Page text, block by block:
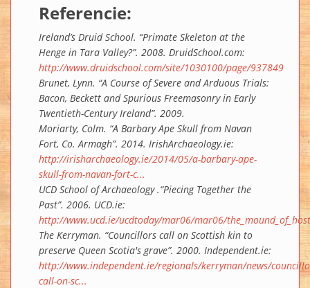
Referencie:
Ireland’s Druid School. “Primate Skeleton at the
Henge in Tara Valley?”. 2008. DruidSchool.com:
http://www.druidschool.com/site/1030100/page/937849
Brunet, Lynn. “A Course of Severe and Arduous Trials:
Bacon, Beckett and Spurious Freemasonry in Early
Twentieth-Century Ireland”. 2009.
Moriarty, Colm. “A Barbary Ape Skull from Navan
Fort, Co. Armagh”. 2014. IrishArchaeology.ie:
http://irisharchaeology.ie/2014/05/a-barbary-ape-
skull-from-navan-fort-c...
UCD School of Archaeology .“Piecing Together the
Past”. 2006. UCD.ie:
http://www.ucd.ie/ucdtoday/mar06/mar06/
The Kerryman. “Councillors call on Scottish kin to
preserve Queen Scotia's grave”. 2000. Independent.ie:
http://www.independent.ie/regionals/kerryman/news/
call-on-sc...